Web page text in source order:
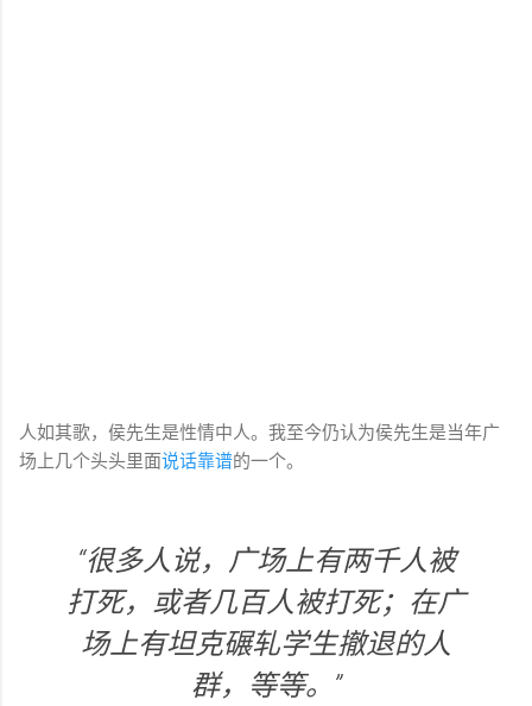
人如其歌，侯先生是性情中人。我至今仍认为侯先生是当年广
场上几个头头里面说话靠谱的一个。
“很多人说，广场上有两千人被
打死，或者几百人被打死；在广
场上有坦克碾轧学生撤退的人
群，等等。”